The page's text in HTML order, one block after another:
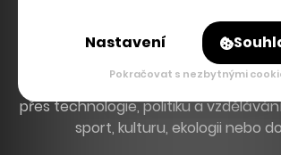
Hlavní zdroj inspirace. Věnujeme se
hýbou Českem a světem, od
přes technologie, politiku a
sport, kulturu, ekologii nebo
Nastavení
Pokračovat s nezbytnými